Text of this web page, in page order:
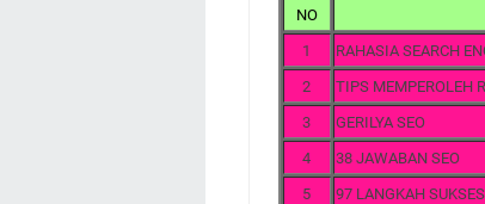
NO
1
RAHASIA SEARCH
2
TIPS MEMPEROLEH
3
GERILYA SEO
4
38 JAWABAN SEO
5
97 LANGKAH